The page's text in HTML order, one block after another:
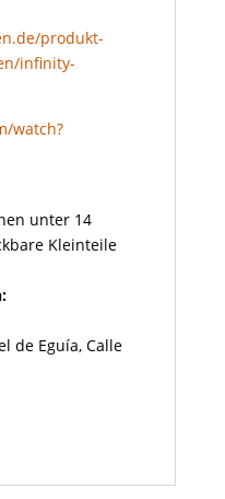
produkt-
infinity-
watch?
unter 14
Kleinteile
de Eguía, Calle